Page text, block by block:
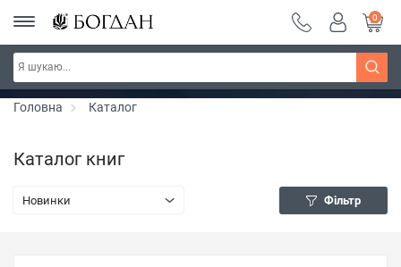
Серія "Чейзіана" ~ знижка 20%
0
Головна Каталог
Каталог книг
Новинки Фільтр